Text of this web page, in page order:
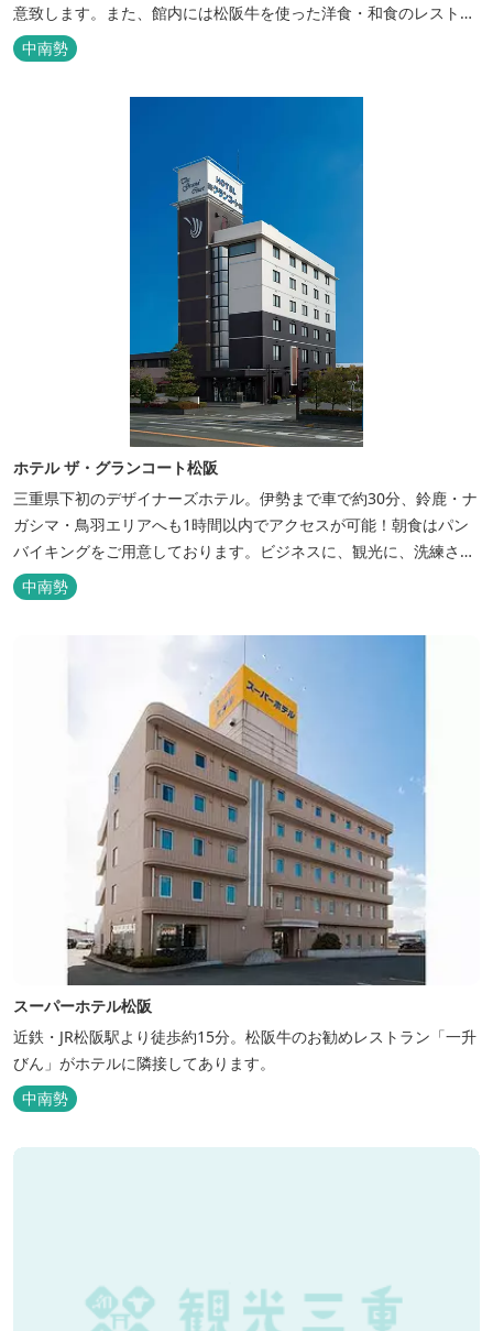
意致します。また、館内には松阪牛を使った洋食・和食のレストラ
ンと喫茶があります。伊勢神宮参拝や、伊勢志摩、東紀州への観光
の拠点にご利用ください。
中南勢
ホテル ザ・グランコート松阪
三重県下初のデザイナーズホテル。伊勢まで車で約30分、鈴鹿・ナ
ガシマ・鳥羽エリアへも1時間以内でアクセスが可能！朝食はパン
バイキングをご用意しております。ビジネスに、観光に、洗練され
た空間の中で上質なひとときをお過ごしください。
中南勢
スーパーホテル松阪
近鉄・JR松阪駅より徒歩約15分。松阪牛のお勧めレストラン「一升
びん」がホテルに隣接してあります。
中南勢